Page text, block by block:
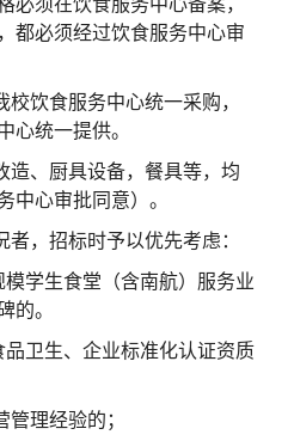
必须在饮食服务中心备案，
都必须经过饮食服务中心审
校饮食服务中心统一采购，
心统一提供。
造、厨具设备，餐具等，均
中心审批同意）。
，招标时予以优先考虑：
模学生食堂（含南航）服务业
的。
品卫生、企业标准化认证资质
理经验的；